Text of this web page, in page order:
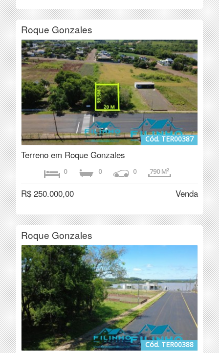
Roque Gonzales
Cód. TER00387
Terreno em Roque Gonzales
0 0 0 790 M²
R$ 250.000,00 Venda
Roque Gonzales
Cód. TER00388